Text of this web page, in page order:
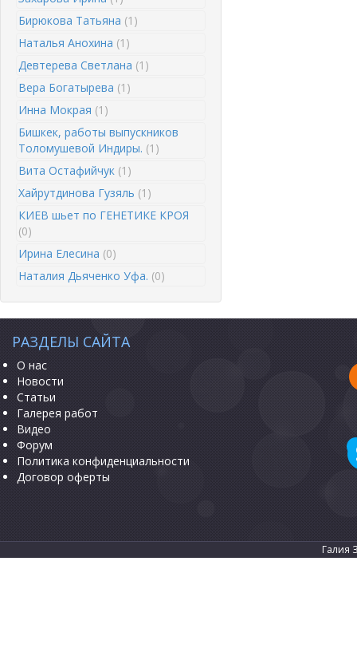
Бирюкова Татьяна (1)
Наталья Анохина (1)
Девтерева Светлана (1)
Вера Богатырева (1)
Инна Мокрая (1)
Бишкек, работы выпускников
Толомушевой Индиры. (1)
Вита Остафийчук (1)
Хайрутдинова Гузяль (1)
КИЕВ шьет по ГЕНЕТИКЕ КРОЯ
(0)
Ирина Елесина (0)
Наталия Дьяченко Уфа. (0)
РАЗДЕЛЫ САЙТА
О нас
Новости
Статьи
Галерея работ
Видео
Форум
Политика конфиденциальности
Договор оферты
Галия